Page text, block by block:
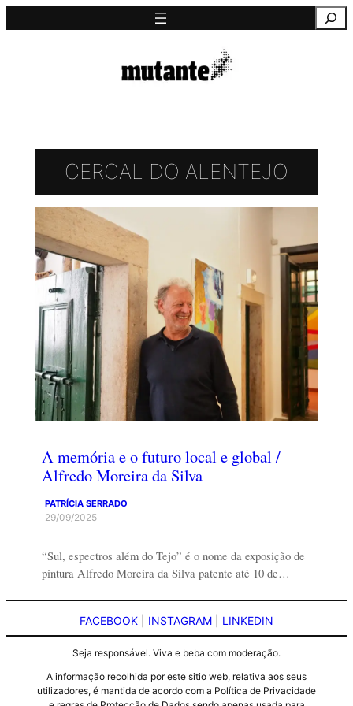
para
CERCAL DO ALENTEJO
A memória e o futuro local e global /
Alfredo Moreira da Silva
PATRÍCIA SERRADO
29/09/2025
“Sul, espectros além do Tejo” é o nome da exposição de
pintura Alfredo Moreira da Silva patente até 10 de…
FACEBOOK INSTAGRAM LINKEDIN
Seja responsável. Viva e beba com moderação.
A informação recolhida por este sitio web, relativa aos seus
utilizadores, é mantida de acordo com a Política de Privacidade